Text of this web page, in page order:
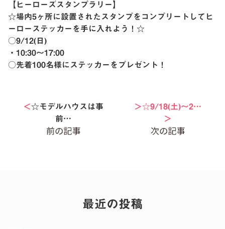
【ヒーローズスタンプラリー】
☆場内5ヶ所に設置されたスタンプをコンプリートしてヒ
ーローステッカーを手に入れよう！☆
○9/12(日)
・10:30〜17:00
○先着100名様にステッカーをプレゼント！
＜☆モデルハウスは事
前…
＞☆9/18(土)〜2…
＞
最近の投稿